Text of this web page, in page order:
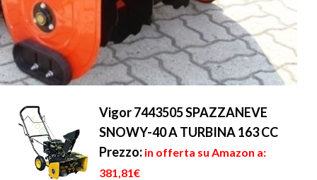
Vigor 7443505 SPAZZANEVE
SNOWY-40 A TURBINA 163 CC
Prezzo: in offerta su Amazon a:
381,81€